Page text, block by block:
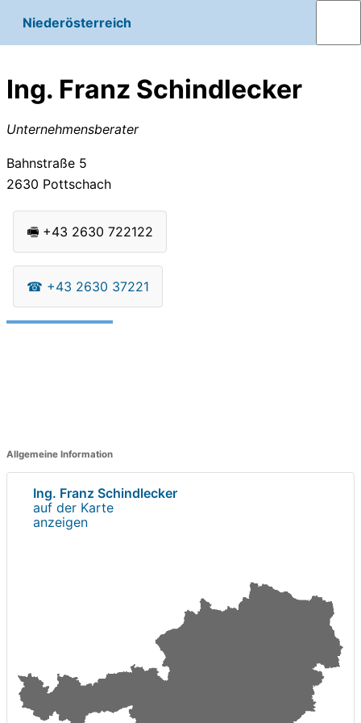
Niederösterreich
Ing. Franz Schindlecker
Unternehmensberater
Bahnstraße 5
2630 Pottschach
🖷 +43 2630 722122
☎ +43 2630 37221
Allgemeine Information
Ing. Franz Schindlecker
auf der Karte
anzeigen